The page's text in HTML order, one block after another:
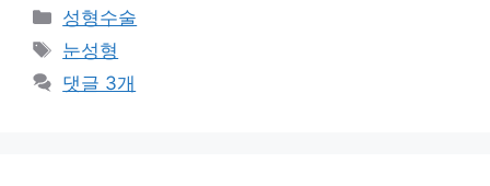
카
테
리
성형수술
태
그
눈성형
댓글 3개